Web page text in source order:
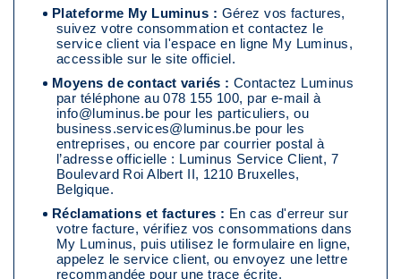
2.2. Comment arrêter un contrat Luminus ?
2.3. Où porter plainte contre Luminus ?
My Luminus : contacter Luminus efficacement
Plateforme My Luminus : Gérez vos factures,
suivez votre consommation et contactez le
service client via l'espace en ligne My Luminus,
accessible sur le site officiel.
Moyens de contact variés : Contactez Luminus
par téléphone au 078 155 100, par e-mail à
info@luminus.be pour les particuliers, ou
business.services@luminus.be pour les
entreprises, ou encore par courrier postal à
l’adresse officielle : Luminus Service Client, 7
Boulevard Roi Albert II, 1210 Bruxelles,
Belgique.
Réclamations et factures : En cas d'erreur sur
votre facture, vérifiez vos consommations dans
My Luminus, puis utilisez le formulaire en ligne,
appelez le service client, ou envoyez une lettre
recommandée pour une trace écrite.